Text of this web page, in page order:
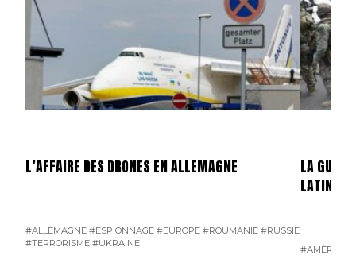
L’AFFAIRE DES DRONES EN ALLEMAGNE
#ALLEMAGNE #ESPIONNAGE #EUROPE #ROUMANIE #RUSSIE
#TERRORISME #UKRAINE
LA
LATINE